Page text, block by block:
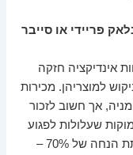
פריידי או סייבר
אינדיקציה חזקה
למוצריהן. מכירות
אך חשוב לזכור
שעלולות לפגוע
בשולי הרווח בטווח הארוך. זה קצת כמו לתת הנחה של 70% –